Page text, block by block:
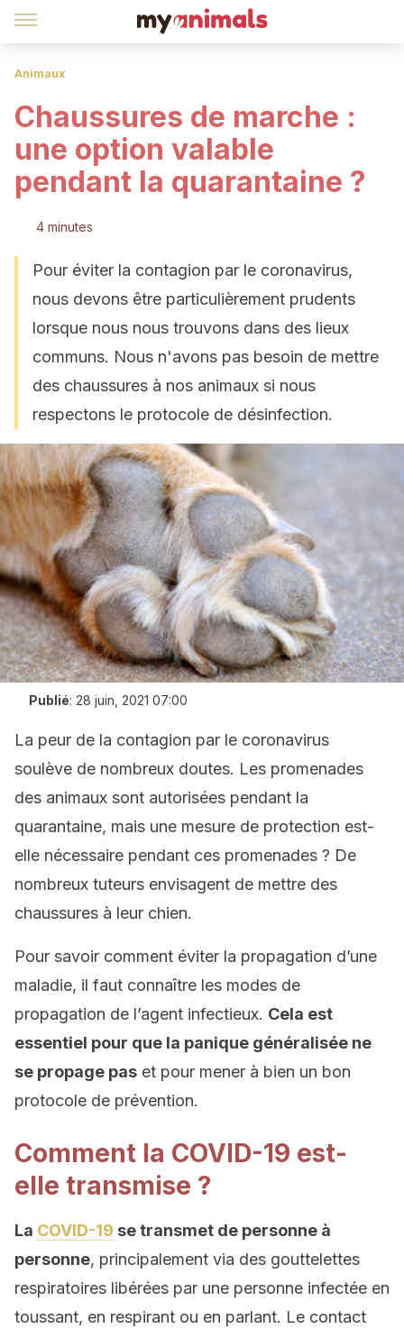
Animaux
Chaussures de marche :
une option valable
pendant la quarantaine ?
4 minutes
Pour éviter la contagion par le coronavirus,
nous devons être particulièrement prudents
lorsque nous nous trouvons dans des lieux
communs. Nous n'avons pas besoin de mettre
des chaussures à nos animaux si nous
respectons le protocole de désinfection.
Publié: 28 juin, 2021 07:00
La peur de la contagion par le coronavirus
soulève de nombreux doutes. Les promenades
des animaux sont autorisées pendant la
quarantaine, mais une mesure de protection est-
elle nécessaire pendant ces promenades ? De
nombreux tuteurs envisagent de mettre des
chaussures à leur chien.
Pour savoir comment éviter la propagation d’une
maladie, il faut connaître les modes de
propagation de l’agent infectieux. Cela est
essentiel pour que la panique généralisée ne
se propage pas et pour mener à bien un bon
protocole de prévention.
Comment la COVID-19 est-
elle transmise ?
La COVID-19 se transmet de personne à
personne, principalement via des gouttelettes
respiratoires libérées par une personne infectée en
toussant, en respirant ou en parlant. Le contact